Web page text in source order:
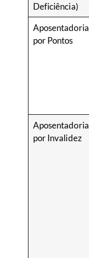
Deficiência)
Aposentadoria
por Pontos
Aposentadoria
por Invalidez